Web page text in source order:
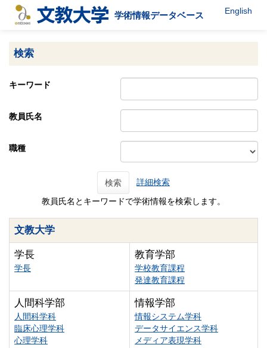
学術情報データベース English
検索
キーワード
教員氏名
職種
検索 詳細検索
教員氏名とキーワードで学術情報を検索します。
文教大学
学長
学長
教育学部
学校教育課程
発達教育課程
人間科学部
人間科学科
臨床心理学科
心理学科
情報学部
情報システム学科
データサイエンス学科
メディア表現学科